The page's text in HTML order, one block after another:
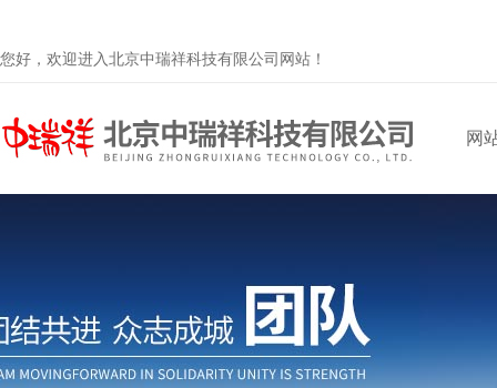
您好，欢迎进入北京中瑞祥科技有限公司网站！
网